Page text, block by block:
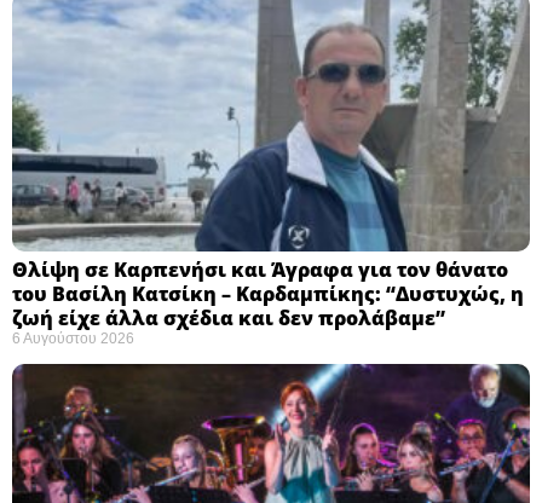
Θλίψη σε Καρπενήσι και Άγραφα για τον θάνατο
του Βασίλη Κατσίκη – Καρδαμπίκης: “Δυστυχώς, η
ζωή είχε άλλα σχέδια και δεν προλάβαμε”
6 Αυγούστου 2026